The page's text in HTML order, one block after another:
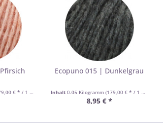
€ * / 1 Kilogramm)
Ecopuno 015 | Dunkelgrau
Inhalt0.05 Kilogramm(179,00 € * / 1 Kilogramm)
8,95 € *